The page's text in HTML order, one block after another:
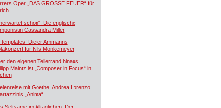
Oper „DAS GROSSE FEUER“ für
schön“. Die englische
Cassandra Miller
templates! Dieter Ammanns
für Nils Mönkemeyer
den eigenen Tellerrand hinaus.
Maintz ist „Composer in Focus“ in
mit Goethe. Andrea Lorenzo
„Anima“
Seltsame im Alltäglichen. Der